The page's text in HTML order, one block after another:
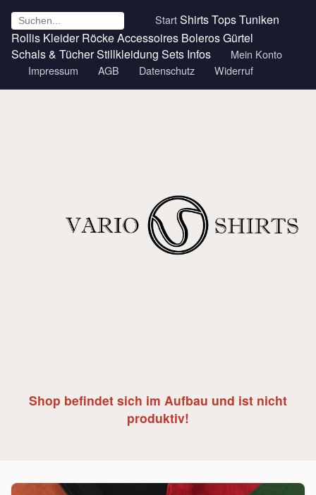
StartShirtsTopsTuniken
Rollis Kleider RöckeAccessoires BolerosGürtel
Schals & TücherStillkleidung Sets Infos
Mein Konto
Impressum
AGB Datenschutz Widerruf
Shop befindet sich im Aufbau und ist nicht
produktiv!